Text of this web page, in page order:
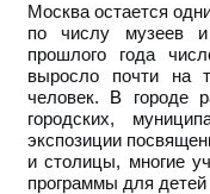
Москва остается
по числу музеев
прошлого года
выросло почти на
человек. В городе
городских,
экспозиции
и столицы, многие
программы для детей